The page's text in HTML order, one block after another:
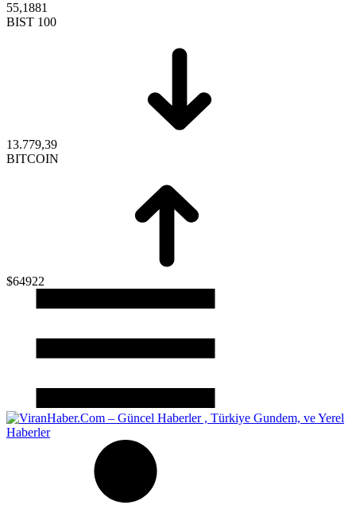
55,1881
BIST 100
13.779,39
BITCOIN
$64922